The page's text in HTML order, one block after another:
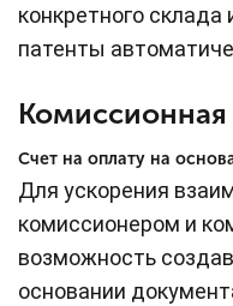
конкретного
патенты
Комиссионная
Счет на оплату на
Для ускорения
комиссионером и
возможность
основании